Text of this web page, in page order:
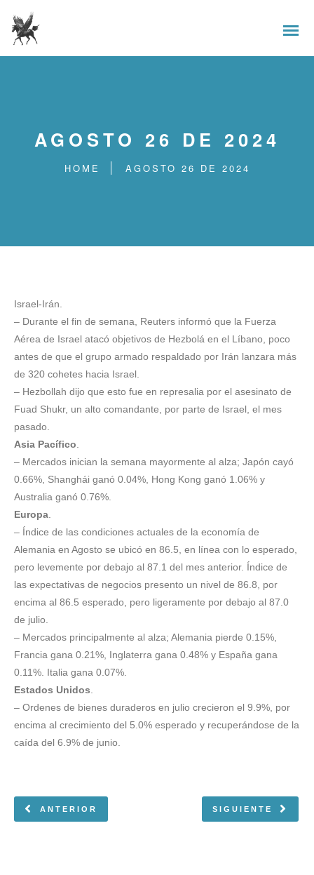
AGOSTO 26 DE 2024
HOME AGOSTO 26 DE 2024
Israel-Irán.
– Durante el fin de semana, Reuters informó que la Fuerza
Aérea de Israel atacó objetivos de Hezbolá en el Líbano, poco
antes de que el grupo armado respaldado por Irán lanzara más
de 320 cohetes hacia Israel.
– Hezbollah dijo que esto fue en represalia por el asesinato de
Fuad Shukr, un alto comandante, por parte de Israel, el mes
pasado.
Asia Pacífico
– Mercados inician la semana mayormente al alza; Japón cayó
0.66%, Shanghái ganó 0.04%, Hong Kong ganó 1.06% y
Australia ganó 0.76%.
Europa
– Índice de las condiciones actuales de la economía de
Alemania en Agosto se ubicó en 86.5, en línea con lo esperado,
pero levemente por debajo al 87.1 del mes anterior. Índice de
las expectativas de negocios presento un nivel de 86.8, por
encima al 86.5 esperado, pero ligeramente por debajo al 87.0
de julio.
– Mercados principalmente al alza; Alemania pierde 0.15%,
Francia gana 0.21%, Inglaterra gana 0.48% y España gana
0.11%. Italia gana 0.07%.
Estados Unidos
– Ordenes de bienes duraderos en julio crecieron el 9.9%, por
encima al crecimiento del 5.0% esperado y recuperándose de la
caída del 6.9% de junio.
ANTERIOR SIGUIENTE